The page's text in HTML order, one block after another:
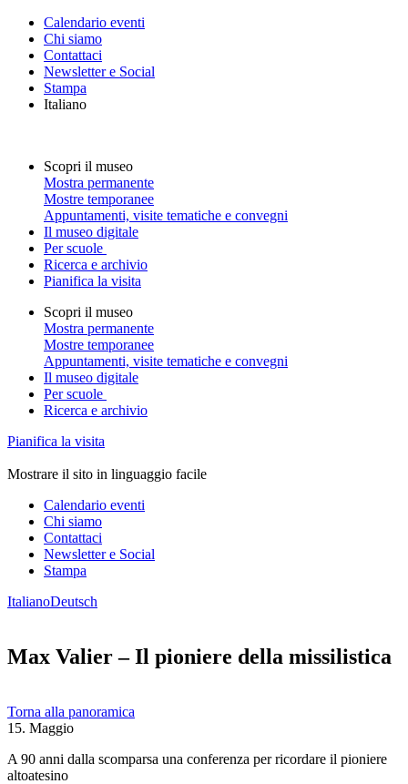
Calendario eventi
Chi siamo
Contattaci
Newsletter e Social
Stampa
Italiano
Scopri il museo
Mostra permanente
Mostre temporanee
Appuntamenti, visite tematiche e convegni
Il museo digitale
Per scuole
Ricerca e archivio
Pianifica la visita
Scopri il museo
Mostra permanente
Mostre temporanee
Appuntamenti, visite tematiche e convegni
Il museo digitale
Per scuole
Ricerca e archivio
Pianifica la visita
Mostrare il sito in linguaggio facile
Calendario eventi
Chi siamo
Contattaci
Newsletter e Social
Stampa
ItalianoDeutsch
Max Valier – Il pioniere della missilistica
Torna alla panoramica
15. Maggio
A 90 anni dalla scomparsa una conferenza per ricordare il pioniere
altoatesino